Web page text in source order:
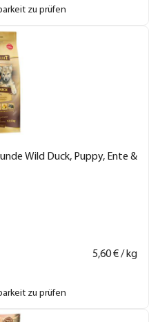
zu prüfen
Wild Duck, Puppy, Ente &
5,60€ / kg
zu prüfen